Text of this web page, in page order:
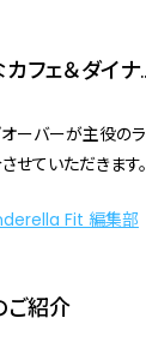
フェ＆ダイナ
Fit 編集部
ご紹介